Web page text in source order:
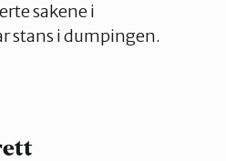
sakene i
stans i dumpingen.